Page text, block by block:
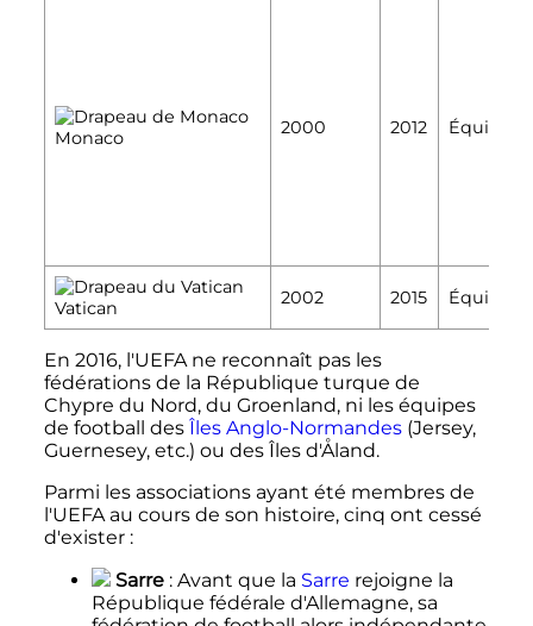
Monaco 2000 2012 Équipe
Vatican 2002 2015 Équipe
En 2016, l'UEFA ne reconnaît pas les
fédérations de la République turque de
Chypre du Nord, du Groenland, ni les équipes
de football des Îles Anglo-Normandes(Jersey,
Guernesey, etc.) ou des Îles d'Åland.
Parmi les associations ayant été membres de
l'UEFA au cours de son histoire, cinq ont cessé
d'exister :
Sarre : Avant que la Sarre rejoigne la
République fédérale d'Allemagne, sa